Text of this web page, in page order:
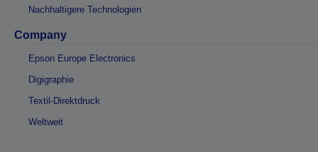
Nachhaltigere Technologien
Company
Epson Europe Electronics
Digigraphie
Textil-Direktdruck
Weltweit